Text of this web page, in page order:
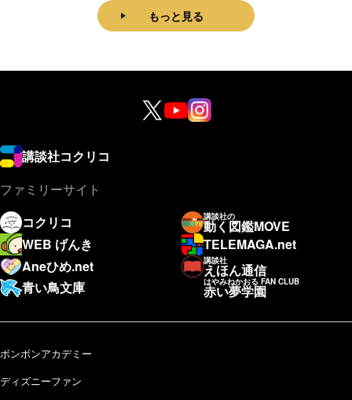
もっと見る
講談社コクリコ
ファミリーサイト
コクリコ
講談社の
動く図鑑MOVE
WEB げんき
TELEMAGA.net
Aneひめ.net
講談社
えほん通信
青い鳥文庫
はやみねかおる FAN CLUB
赤い夢学園
ボンボンアカデミー
ディズニーファン